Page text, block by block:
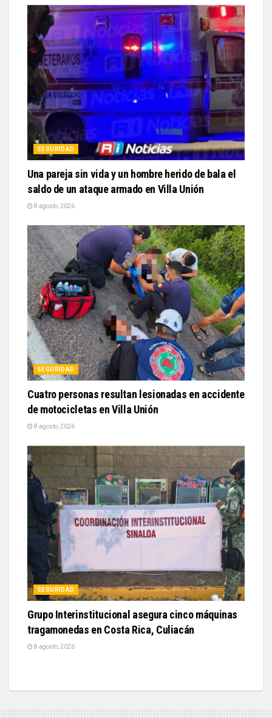
SEGURIDAD
Una pareja sin vida y un hombre herido de bala el
saldo de un ataque armado en Villa Unión
8 agosto, 2026
SEGURIDAD
Cuatro personas resultan lesionadas en accidente
de motocicletas en Villa Unión
8 agosto, 2026
SEGURIDAD
Grupo Interinstitucional asegura cinco máquinas
tragamonedas en Costa Rica, Culiacán
8 agosto, 2026